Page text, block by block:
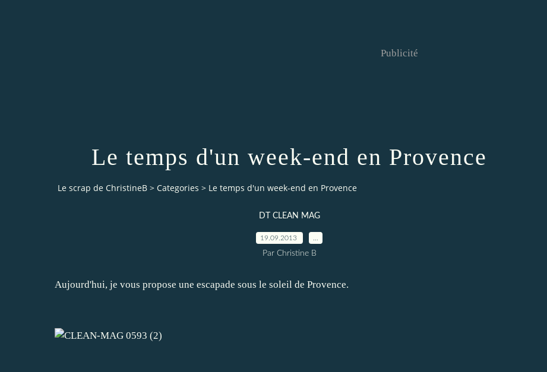
Publicité
Le temps d'un week-end en Provence
Le scrap de ChristineB > Categories > Le temps d'un week-end en Provence
DT CLEAN MAG
19.09.2013
Par Christine B
Aujourd'hui, je vous propose une escapade sous le soleil de Provence.